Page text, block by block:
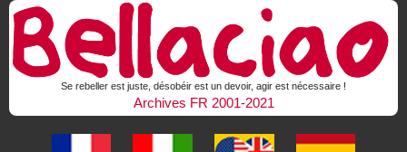
Se rebeller est juste, désobéir est un devoir, agir est nécessaire !
Archives FR 2001-2021